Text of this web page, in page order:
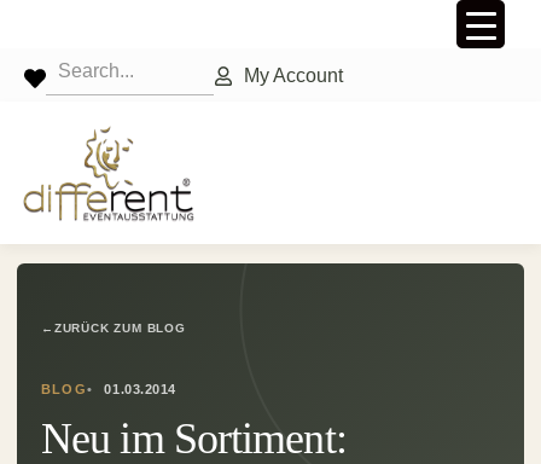
My Account
← ZURÜCK ZUM BLOG
BLOG 01.03.2014
Neu im Sortiment: